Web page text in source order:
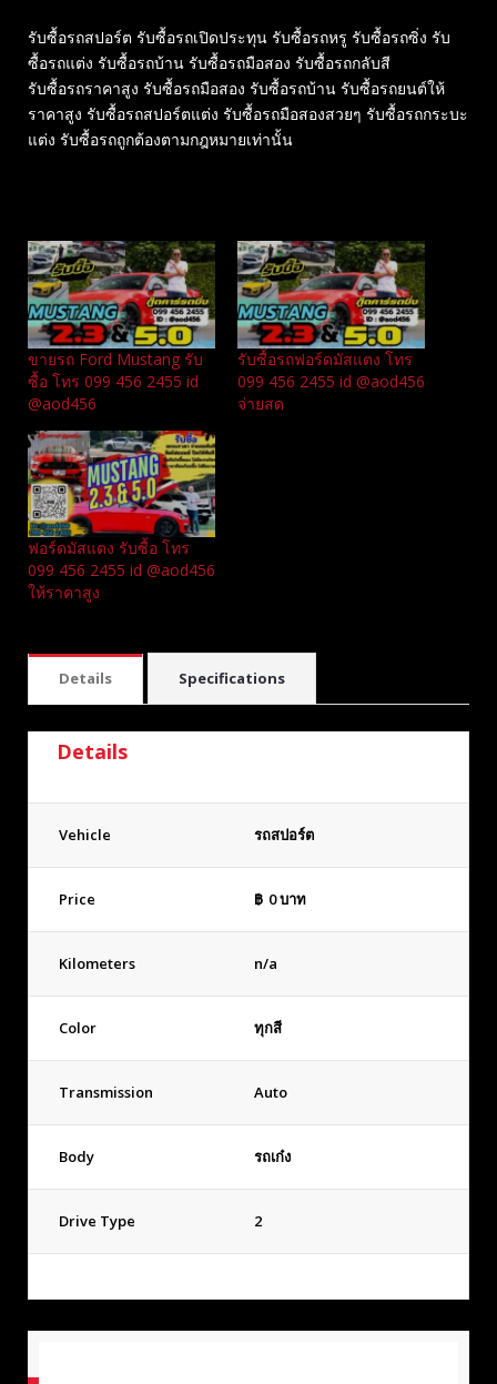
รับซื้อรถสปอร์ต รับซื้อรถเปิดประทุน รับซื้อรถหรู รับซื้อรถซิ่ง รับ
ซื้อรถแต่ง รับซื้อรถบ้าน รับซื้อรถมือสอง รับซื้อรถกลับสี
รับซื้อรถราคาสูง รับซื้อรถมือสอง รับซื้อรถบ้าน รับซื้อรถยนต์ให้
ราคาสูง รับซื้อรถสปอร์ตแต่ง รับซื้อรถมือสองสวยๆ รับซื้อรถกระบะ
แต่ง รับซื้อรถถูกต้องตามกฎหมายเท่านั้น
ขายรถ Ford Mustang รับ
ซื้อ โทร 099 456 2455 id
@aod456
รับซื้อรถฟอร์ดมัสแตง โทร
099 456 2455 id @aod456
จ่ายสด
ฟอร์ดมัสแตง รับซื้อ โทร
099 456 2455 id @aod456
ให้ราคาสูง
Details Specifications
Details
Vehicle รถสปอร์ต
Price ฿ 0บาท
Kilometers n/a
Color ทุกสี
Transmission Auto
Body รถเก๋ง
Drive Type 2